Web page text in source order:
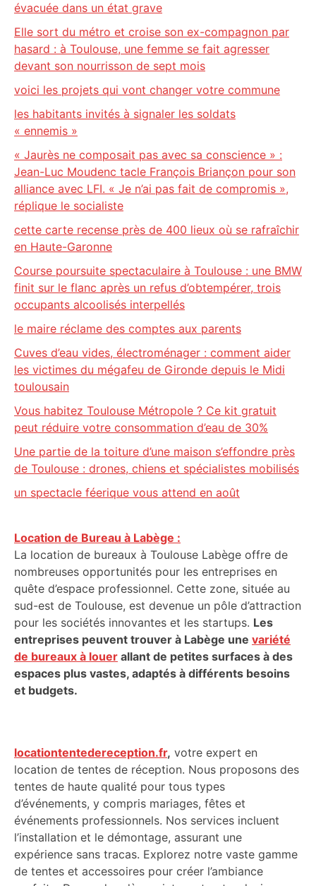
évacuée dans un état grave
Elle sort du métro et croise son ex-compagnon par
hasard : à Toulouse, une femme se fait agresser
devant son nourrisson de sept mois
voici les projets qui vont changer votre commune
les habitants invités à signaler les soldats
« ennemis »
« Jaurès ne composait pas avec sa conscience » :
Jean-Luc Moudenc tacle François Briançon pour son
alliance avec LFI. « Je n’ai pas fait de compromis »,
réplique le socialiste
cette carte recense près de 400 lieux où se rafraîchir
en Haute-Garonne
Course poursuite spectaculaire à Toulouse : une BMW
finit sur le flanc après un refus d’obtempérer, trois
occupants alcoolisés interpellés
le maire réclame des comptes aux parents
Cuves d’eau vides, électroménager : comment aider
les victimes du mégafeu de Gironde depuis le Midi
toulousain
Vous habitez Toulouse Métropole ? Ce kit gratuit
peut réduire votre consommation d’eau de 30%
Une partie de la toiture d’une maison s’effondre près
de Toulouse : drones, chiens et spécialistes mobilisés
un spectacle féerique vous attend en août
Location de Bureau à Labège :
La location de bureaux à Toulouse Labège offre de
nombreuses opportunités pour les entreprises en
quête d’espace professionnel. Cette zone, située au
sud-est de Toulouse, est devenue un pôle d’attraction
pour les sociétés innovantes et les startups. Les
entreprises peuvent trouver à Labège une variété
de bureaux à louer allant de petites surfaces à des
espaces plus vastes, adaptés à différents besoins
et budgets.
locationtentedereception.fr, votre expert en
location de tentes de réception. Nous proposons des
tentes de haute qualité pour tous types
d’événements, y compris mariages, fêtes et
événements professionnels. Nos services incluent
l’installation et le démontage, assurant une
expérience sans tracas. Explorez notre vaste gamme
de tentes et accessoires pour créer l’ambiance